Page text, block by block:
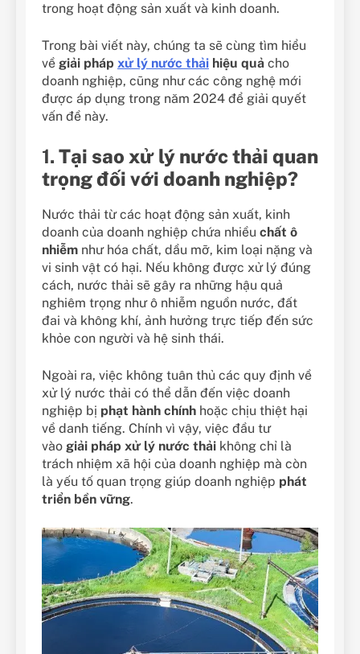
trong hoạt động sản xuất và kinh doanh.
Trong bài viết này, chúng ta sẽ cùng tìm hiểu
về giải pháp xử lý nước thải hiệu quả cho
doanh nghiệp, cũng như các công nghệ mới
được áp dụng trong năm 2024 để giải quyết
vấn đề này.
1. Tại sao xử lý nước thải quan
trọng đối với doanh nghiệp?
Nước thải từ các hoạt động sản xuất, kinh
doanh của doanh nghiệp chứa nhiều chất ô
nhiễm như hóa chất, dầu mỡ, kim loại nặng và
vi sinh vật có hại. Nếu không được xử lý đúng
cách, nước thải sẽ gây ra những hậu quả
nghiêm trọng như ô nhiễm nguồn nước, đất
đai và không khí, ảnh hưởng trực tiếp đến sức
khỏe con người và hệ sinh thái.
Ngoài ra, việc không tuân thủ các quy định về
xử lý nước thải có thể dẫn đến việc doanh
nghiệp bị phạt hành chính hoặc chịu thiệt hại
về danh tiếng. Chính vì vậy, việc đầu tư
vào giải pháp xử lý nước thải không chỉ là
trách nhiệm xã hội của doanh nghiệp mà còn
là yếu tố quan trọng giúp doanh nghiệp phát
triển bền vững.